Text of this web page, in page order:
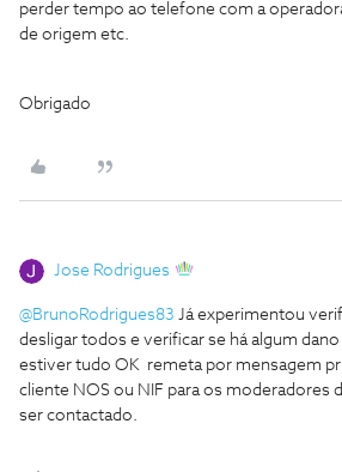
perder tempo ao telefone com a
de origem etc.
Obrigado
Jose Rodrigues
@BrunoRodrigues83 Já experimentou
desligar todos e verificar se há algum
estiver tudo OK remeta por mensagem
cliente NOS ou NIF para os moderadores
ser contactado.